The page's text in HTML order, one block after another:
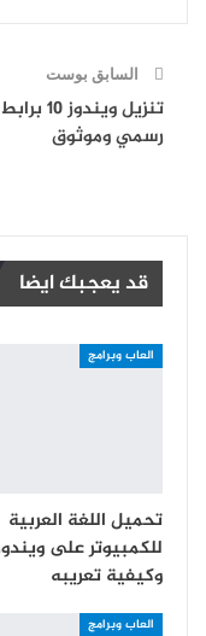
السابق بوست
تنزيل ويندوز 10 برابط
رسمي وموثوق
قد يعجبك ايضا
العاب وبرامج
تحميل اللغة العربية
وكيفية تعريبه
العاب وبرامج